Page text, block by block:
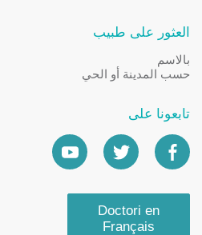
العثور على طبيب
بالاسم
حسب المدينة أو الحي
تابعونا على
Doctori en
Français